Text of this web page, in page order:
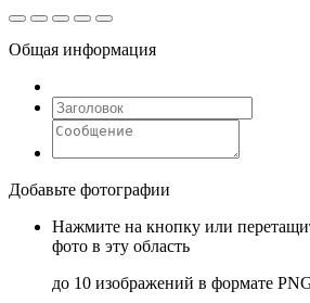
Общая информация
Добавьте фотографии
Нажмите на кнопку или
фото в эту область
до 10 изображений в формате